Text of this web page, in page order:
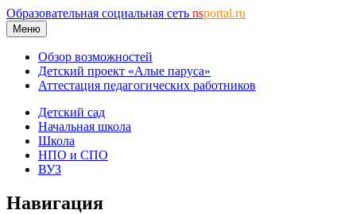
Образовательная социальная сеть nsportal.ru
Меню
Обзор возможностей
Детский проект «Алые паруса»
Аттестация педагогических работников
Детский сад
Начальная школа
Школа
НПО и СПО
ВУЗ
Навигация